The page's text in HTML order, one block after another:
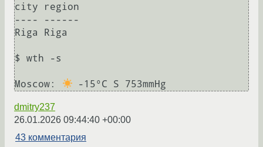
city region
---- ------
Riga Riga
$ wth -s
Moscow:
dmitry237
26.01.2026 09:44:40 +00:00
43 комментария